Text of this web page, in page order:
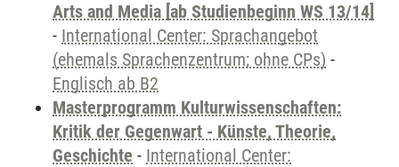
Arts and Media [ab Studienbeginn WS 13/14]
- International Center: Sprachangebot
(ehemals Sprachenzentrum; ohne CPs) -
Englisch ab B2
Masterprogramm Kulturwissenschaften:
Kritik der Gegenwart - Künste, Theorie,
Geschichte - International Center: